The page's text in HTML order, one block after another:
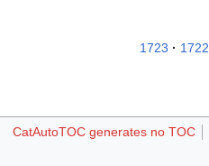
1722
1723
CatAutoTOC generates no TOC